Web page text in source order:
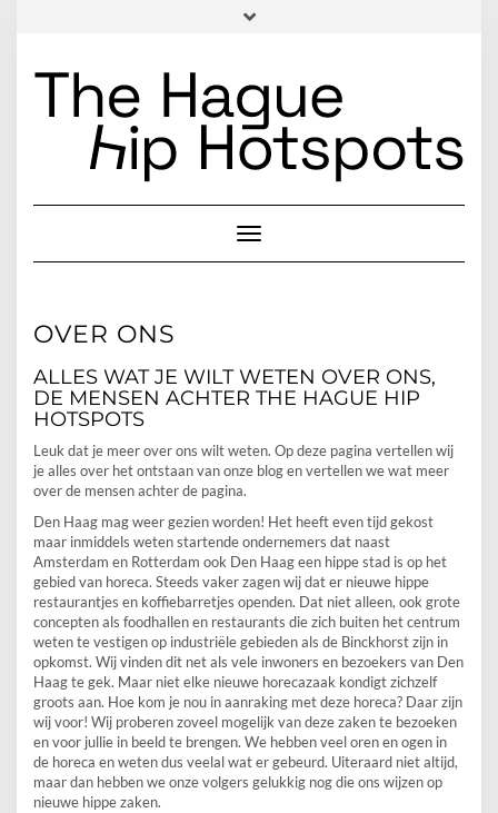
FOODFOTOGRAFIE
INSTAGRAM
FACEBOOK
LINKEDIN
EMAIL
Toggle Navigation
OVER ONS
ALLES WAT JE WILT WETEN OVER ONS,
DE MENSEN ACHTER THE HAGUE HIP
HOTSPOTS
Leuk dat je meer over ons wilt weten. Op deze pagina vertellen wij
je alles over het ontstaan van onze blog en vertellen we wat meer
over de mensen achter de pagina.
Den Haag mag weer gezien worden! Het heeft even tijd gekost
maar inmiddels weten startende ondernemers dat naast
Amsterdam en Rotterdam ook Den Haag een hippe stad is op het
gebied van horeca. Steeds vaker zagen wij dat er nieuwe hippe
restaurantjes en koffiebarretjes openden. Dat niet alleen, ook grote
concepten als foodhallen en restaurants die zich buiten het centrum
weten te vestigen op industriële gebieden als de Binckhorst zijn in
opkomst. Wij vinden dit net als vele inwoners en bezoekers van Den
Haag te gek. Maar niet elke nieuwe horecazaak kondigt zichzelf
groots aan. Hoe kom je nou in aanraking met deze horeca? Daar zijn
wij voor! Wij proberen zoveel mogelijk van deze zaken te bezoeken
en voor jullie in beeld te brengen. We hebben veel oren en ogen in
de horeca en weten dus veelal wat er gebeurd. Uiteraard niet altijd,
maar dan hebben we onze volgers gelukkig nog die ons wijzen op
nieuwe hippe zaken.